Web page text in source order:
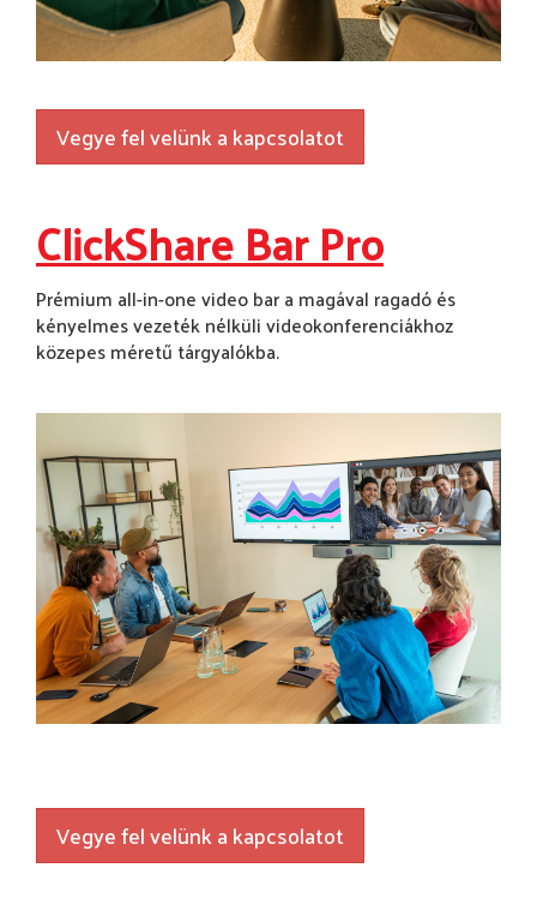
Vegye fel velünk a kapcsolatot
ClickShare Bar Pro
Prémium all-in-one video bar a magával ragadó és
kényelmes vezeték nélküli videokonferenciákhoz
közepes méretű tárgyalókba.
Vegye fel velünk a kapcsolatot